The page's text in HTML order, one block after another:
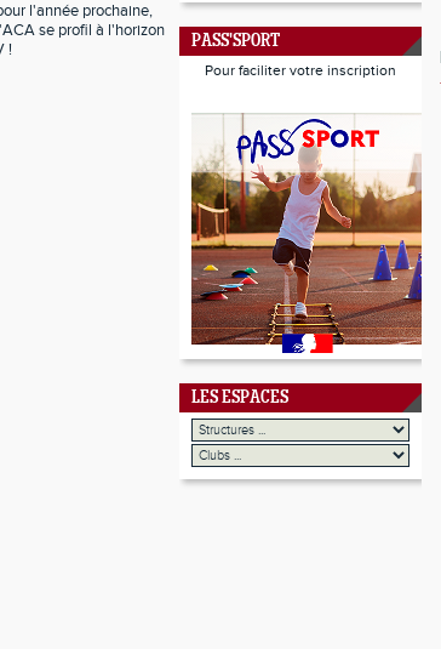
l'année prochaine,
se profil à l'horizon
!
PASS'SPORT
Pour faciliter votre inscription
LES ESPACES